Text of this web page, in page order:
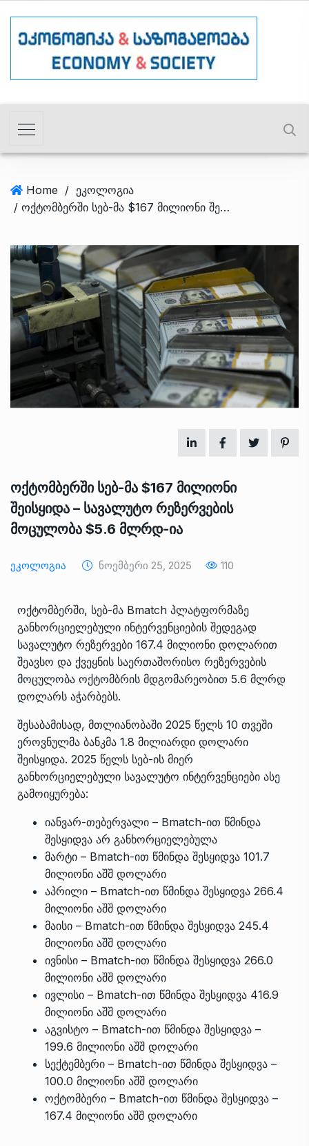
Home / ეკოლოგია
/ ოქტომბერში სებ-მა $167 მილიონი შეისყიდა – სავალუტო რეზერვების მოცულობა $5.6 მლრდ-ია
ოქტომბერში სებ-მა $167 მილიონი
შეისყიდა – სავალუტო რეზერვების
მოცულობა $5.6 მლრდ-ია
Ეკოლოგია Ნოემბერი 25, 2025 110
ოქტომბერში, სებ-მა Bmatch პლატფორმაზე
განხორციელებული ინტერვენციების შედეგად
სავალუტო რეზერვები 167.4 მილიონი დოლარით
შეავსო და ქვეყნის საერთაშორისო რეზერვების
მოცულობა ოქტომბრის მდგომარეობით 5.6 მლრდ
დოლარს აჭარბებს.
შესაბამისად, მთლიანობაში 2025 წელს 10 თვეში
ეროვნულმა ბანკმა 1.8 მილიარდი დოლარი
შეისყიდა. 2025 წელს სებ-ის მიერ
განხორციელებული სავალუტო ინტერვენციები ასე
გამოიყურება:
იანვარ-თებერვალი – Bmatch-ით წმინდა
შესყიდვა არ განხორციელებულა
მარტი – Bmatch-ით წმინდა შესყიდვა 101.7
მილიონი აშშ დოლარი
აპრილი – Bmatch-ით წმინდა შესყიდვა 266.4
მილიონი აშშ დოლარი
მაისი – Bmatch-ით წმინდა შესყიდვა 245.4
მილიონი აშშ დოლარი
ივნისი – Bmatch-ით წმინდა შესყიდვა 266.0
მილიონი აშშ დოლარი
ივლისი – Bmatch-ით წმინდა შესყიდვა 416.9
მილიონი აშშ დოლარი
აგვისტო – Bmatch-ით წმინდა შესყიდვა –
199.6 მილიონი აშშ დოლარი
სექტემბერი – Bmatch-ით წმინდა შესყიდვა –
100.0 მილიონი აშშ დოლარი
ოქტომბერი – Bmatch-ით წმინდა შესყიდვა –
167.4 მილიონი აშშ დოლარი